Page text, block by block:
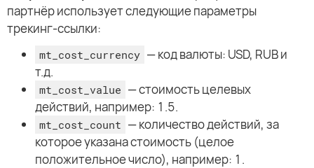
партнёр использует следующие параметры
трекинг-ссылки:
mt_cost_currency — код валюты: USD, RUB и
т.д.
mt_cost_value — стоимость целевых
действий, например: 1.5.
mt_cost_count — количество действий, за
которое указана стоимость (целое
положительное число), например: 1.